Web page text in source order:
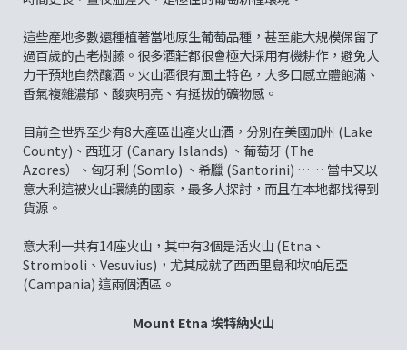
這些產地多數還種植著當地原生葡萄品種，甚至能大規模保留了
過百歲的古老樹藤。很多酒莊都很會極大採用有機耕作，避免人
力干預地自然釀酒。火山酒很有風土特色，大多口感立體飽滿、
香氣複雜濃郁、酸爽明亮、有挺拔的礦物感。
目前全世界至少有8大產區出產火山酒，分別在美國加州 (Lake
County)、西班牙 (Canary Islands) 、葡萄牙 (The
Azores）、匈牙利 (Somlo) 、希臘 (Santorini) …… 當中又以
意大利這被火山環繞的國家，最多人探討，而且在本地都找得到
貨源。
意大利一共有14座火山，其中有3個是活火山 (Etna、
Stromboli、Vesuvius)，尤其成就了西西里島和坎帕尼亞
(Campania) 這兩個酒區。
Mount Etna 埃特納火山